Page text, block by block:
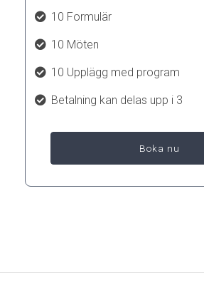
10 Formulär
10 Möten
10 Upplägg med program
Betalning kan delas upp i 3
Boka nu